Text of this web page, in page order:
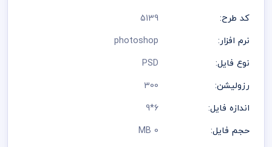
کد طرح:
5139
نرم افزار:
photoshop
نوع فایل:
PSD
رزولیشن:
300
اندازه فایل:
6*9
حجم فایل:
0 MB